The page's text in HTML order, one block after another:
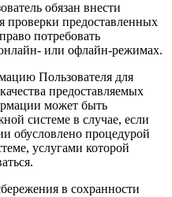
обязан внести
предоставленных
потребовать
или офлайн-режимах.
Пользователя для
предоставляемых
может быть
системе в случае, если
обусловлено процедурой
услугами которой
в сохранности